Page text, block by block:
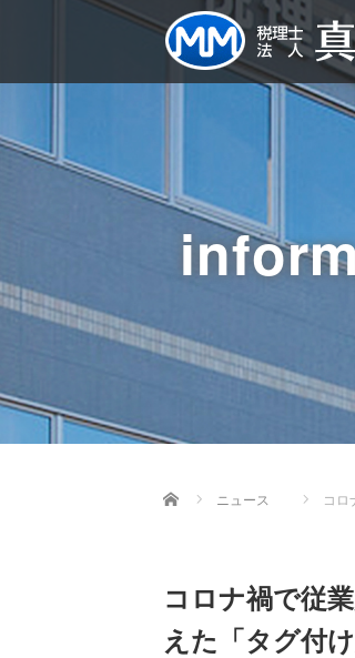
Home ニュース コロ
コロナ禍で従
えた「タグ付